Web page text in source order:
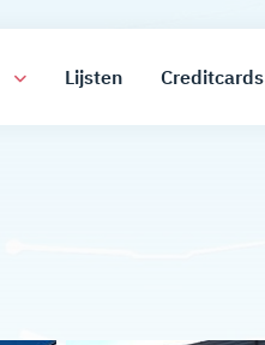
Lijsten Creditcards